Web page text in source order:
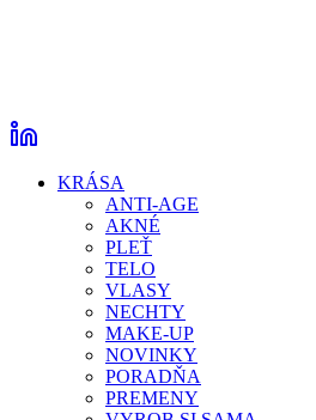
KRÁSA
ANTI-AGE
AKNÉ
PLEŤ
TELO
VLASY
NECHTY
MAKE-UP
NOVINKY
PORADŇA
PREMENY